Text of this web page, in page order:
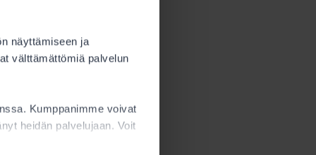
näyttämiseen ja
välttämättömiä palvelun
Kumppanimme voivat
heidän palvelujaan. Voit
määrä